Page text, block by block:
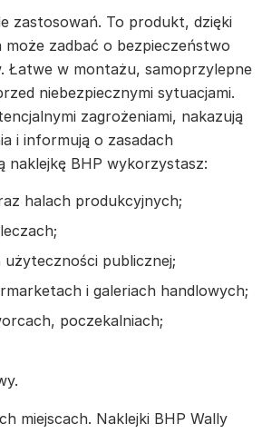
zastosowań. To produkt, dzięki
zadbać o bezpieczeństwo
Łatwe w montażu, samoprzylepne
niebezpiecznymi sytuacjami.
zagrożeniami, nakazują
i informują o zasadach
naklejkę BHP wykorzystasz:
halach produkcyjnych;
publicznej;
i galeriach handlowych;
poczekalniach;
miejscach. Naklejki BHP Wally